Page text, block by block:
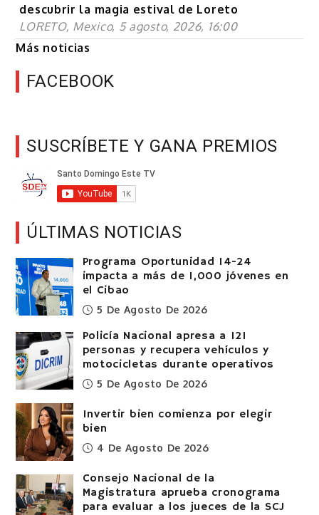
descubrir la magia estival de Loreto
LORETO, Mexico, 5 agosto, 2026, 16:00
Más noticias
FACEBOOK
SUSCRÍBETE Y GANA PREMIOS
ÚLTIMAS NOTICIAS
Programa Oportunidad 14-24
impacta a más de 1,000 jóvenes en
el Cibao
5 De Agosto De 2026
Policía Nacional apresa a 121
personas y recupera vehículos y
motocicletas durante operativos
5 De Agosto De 2026
Invertir bien comienza por elegir
bien
4 De Agosto De 2026
Consejo Nacional de la
Magistratura aprueba cronograma
para evaluar a los jueces de la SCJ